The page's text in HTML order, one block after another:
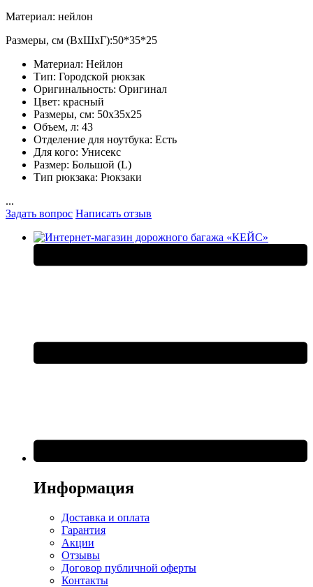
Материал: нейлон
Размеры, см (ВхШхГ):50*35*25
Материал: Нейлон
Тип: Городской рюкзак
Оригинальность: Оригинал
Цвет: красный
Размеры, см: 50х35х25
Объем, л: 43
Отделение для ноутбука: Есть
Для кого: Унисекс
Размер: Большой (L)
Тип рюкзака: Рюкзаки
...
Задать вопрос Написать отзыв
Информация
Доставка и оплата
Гарантия
Акции
Отзывы
Договор публичной оферты
Контакты